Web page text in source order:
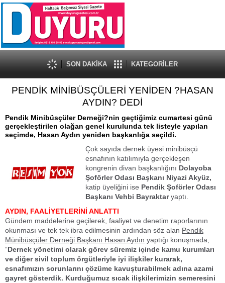
SON DAKİKA KATEGORİLER
PENDİK MİNİBÜSÇÜLERİ YENİDEN ?HASAN
AYDIN? DEDİ
Pendik Minibüsçüler Derneği?nin geçtiğimiz cumartesi günü
gerçekleştirilen olağan genel kurulunda tek listeyle yapılan
seçimde, Hasan Aydın yeniden başkanlığa seçildi.
Çok sayıda dernek üyesi minibüsçü
esnafının katılımıyla gerçekleşen
kongrenin divan başkanlığını Dolayoba
Şoförler Odası Başkanı Niyazi Akyüz,
katip üyeliğini ise Pendik Şoförler Odası
Başkanı Vehbi Bayraktaryaptı.
AYDIN, FAALİYETLERİNİ ANLATTI
Gündem maddelerine geçilerek, faaliyet ve denetim raporlarının
okunması ve tek tek ibra edilmesinin ardından söz alan Pendik
Münibüsçüler Derneği Başkanı Hasan Aydın yaptığı konuşmada,
“Dernek yönetimi olarak görev süremiz içinde kamu kurumları
ve diğer sivil toplum örgütleriyle iyi ilişkiler kurarak,
esnafımızın sorunlarını çözüme kavuşturabilmek adına azami
gayret gösterdik. Kurduğumuz sıcak ilişkilerimizin semeresini